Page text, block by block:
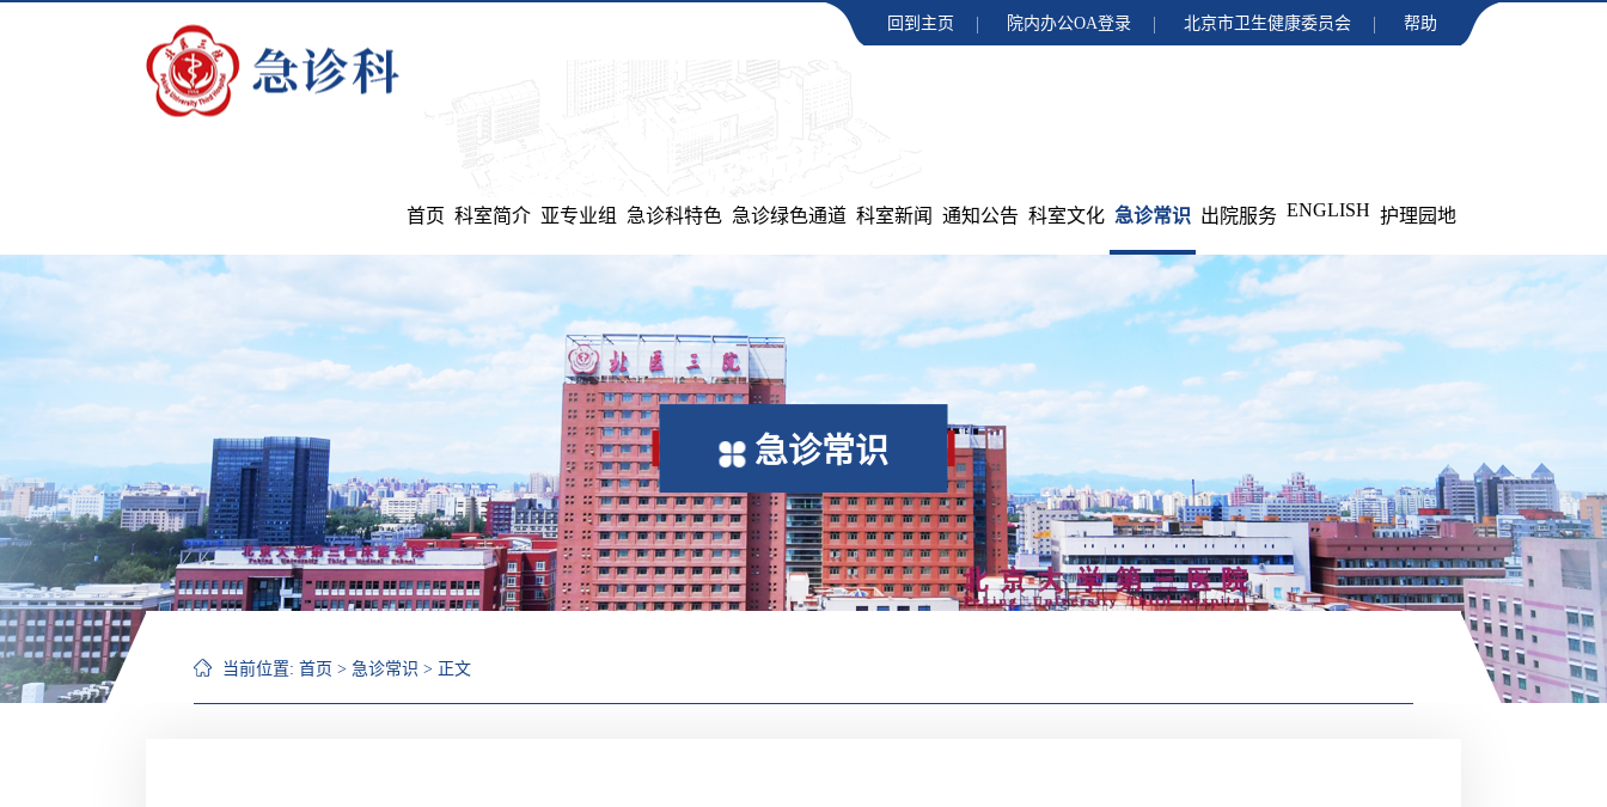
回到主页 院内办公OA登录 北京市卫生健康委员会 帮助
首页 科室简介 亚专业组 急诊科特色 急诊绿色通道 科室新闻 通知公告 科室文化 急诊常识 出院服务 ENGLISH 护理园地
急诊常识
当前位置: 首页 > 急诊常识 > 正文